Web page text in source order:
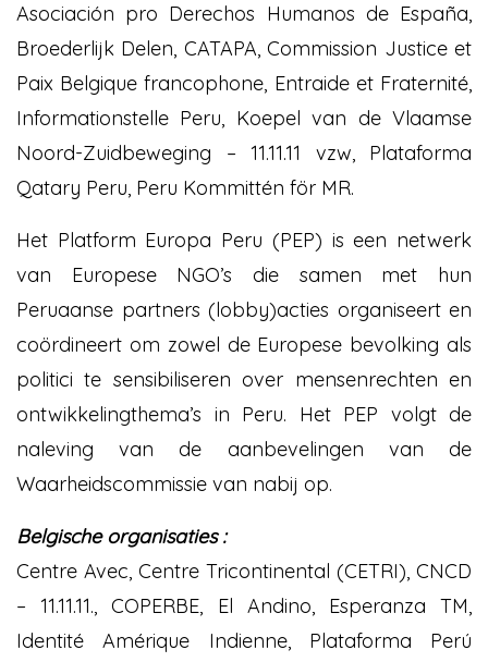
Asociación pro Derechos Humanos de España,
Broederlijk Delen, CATAPA, Commission Justice et
Paix Belgique francophone, Entraide et Fraternité,
Informationstelle Peru, Koepel van de Vlaamse
Noord-Zuidbeweging – 11.11.11 vzw, Plataforma
Qatary Peru, Peru Kommittén för MR.
Het Platform Europa Peru (PEP) is een netwerk
van Europese NGO’s die samen met hun
Peruaanse partners (lobby)acties organiseert en
coördineert om zowel de Europese bevolking als
politici te sensibiliseren over mensenrechten en
ontwikkelingthema’s in Peru. Het PEP volgt de
naleving van de aanbevelingen van de
Waarheidscommissie van nabij op.
Belgische organisaties :
Centre Avec, Centre Tricontinental (CETRI), CNCD
– 11.11.11., COPERBE, El Andino, Esperanza TM,
Identité Amérique Indienne, Plataforma Perú